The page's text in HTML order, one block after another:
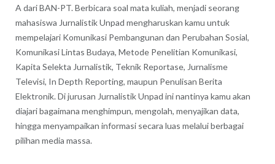
A dari BAN-PT. Berbicara soal mata kuliah, menjadi seorang
mahasiswa Jurnalistik Unpad mengharuskan kamu untuk
mempelajari Komunikasi Pembangunan dan Perubahan Sosial,
Komunikasi Lintas Budaya, Metode Penelitian Komunikasi,
Kapita Selekta Jurnalistik, Teknik Reportase, Jurnalisme
Televisi, In Depth Reporting, maupun Penulisan Berita
Elektronik. Di jurusan Jurnalistik Unpad ini nantinya kamu akan
diajari bagaimana menghimpun, mengolah, menyajikan data,
hingga menyampaikan informasi secara luas melalui berbagai
pilihan media massa.